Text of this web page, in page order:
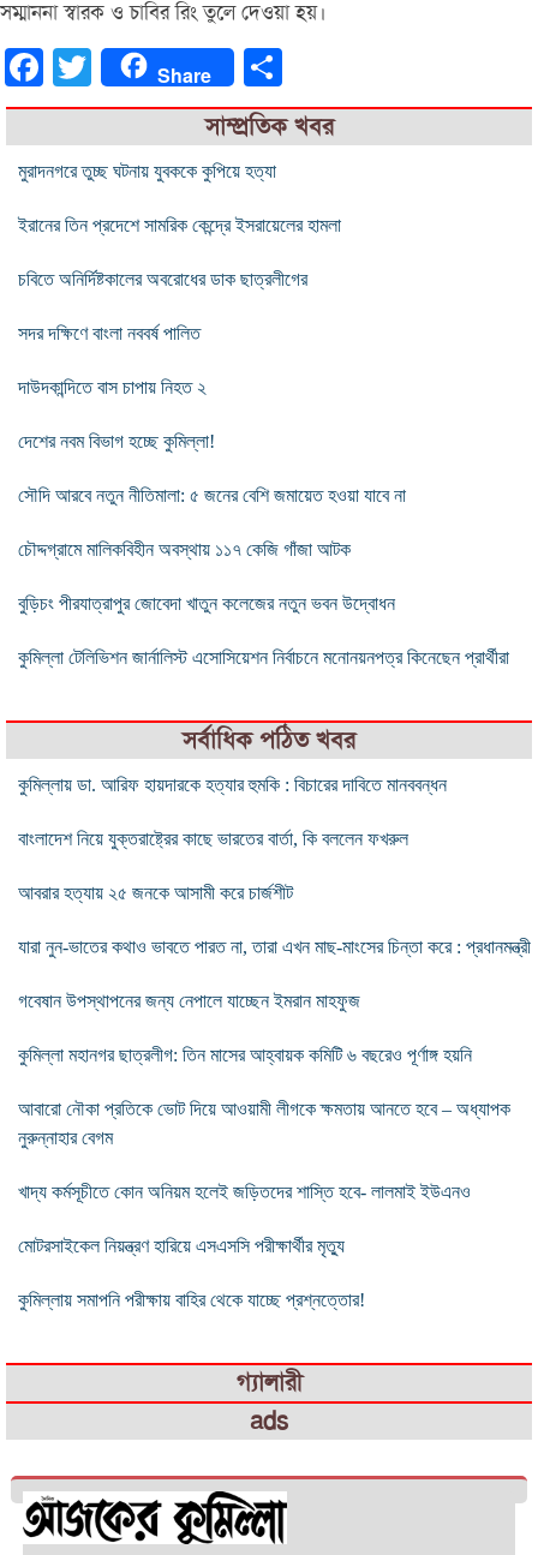
সম্মাননা স্বারক ও চাবির রিং তুলে দেওয়া হয়।
FacebookTwitter Share
সাম্প্রতিক খবর
মুরাদনগরে তুচ্ছ ঘটনায় যুবককে কুপিয়ে হত্যা
ইরানের তিন প্রদেশে সামরিক কেন্দ্রে ইসরায়েলের হামলা
চবিতে অনির্দিষ্টকালের অবরোধের ডাক ছাত্রলীগের
সদর দক্ষিণে বাংলা নববর্ষ পালিত
দাউদকান্দিতে বাস চাপায় নিহত ২
দেশের নবম বিভাগ হচ্ছে কুমিল্লা!
সৌদি আরবে নতুন নীতিমালা: ৫ জনের বেশি জমায়েত হওয়া যাবে না
চৌদ্দগ্রামে মালিকবিহীন অবস্থায় ১১৭ কেজি গাঁজা আটক
বুড়িচং পীরযাত্রাপুর জোবেদা খাতুন কলেজের নতুন ভবন উদ্বোধন
কুমিল্লা টেলিভিশন জার্নালিস্ট এসোসিয়েশন নির্বাচনে মনোনয়নপত্র কিনেছেন প্রার্থীরা
সর্বাধিক পঠিত খবর
কুমিল্লায় ডা. আরিফ হায়দারকে হত্যার হুমকি : বিচারের দাবিতে মানববন্ধন
বাংলাদেশ নিয়ে যুক্তরাষ্ট্রের কাছে ভারতের বার্তা, কি বললেন ফখরুল
আবরার হত্যায় ২৫ জনকে আসামী করে চার্জশীট
যারা নুন-ভাতের কথাও ভাবতে পারত না, তারা এখন মাছ-মাংসের চিন্তা করে : প্রধানমন্ত্রী
গবেষান উপস্থাপনের জন্য নেপালে যাচ্ছেন ইমরান মাহফুজ
কুমিল্লা মহানগর ছাত্রলীগ: তিন মাসের আহ্বায়ক কমিটি ৬ বছরেও পূর্ণাঙ্গ হয়নি
আবারো নৌকা প্রতিকে ভোট দিয়ে আওয়ামী লীগকে ক্ষমতায় আনতে হবে – অধ্যাপক
নুরুন্নাহার বেগম
খাদ্য কর্মসূচীতে কোন অনিয়ম হলেই জড়িতদের শাস্তি হবে- লালমাই ইউএনও
মোটরসাইকেল নিয়ন্ত্রণ হারিয়ে এসএসসি পরীক্ষার্থীর মৃত্যু
কুমিল্লায় সমাপনি পরীক্ষায় বাহির থেকে যাচ্ছে প্রশ্নত্তোর!
গ্যালারী
ads